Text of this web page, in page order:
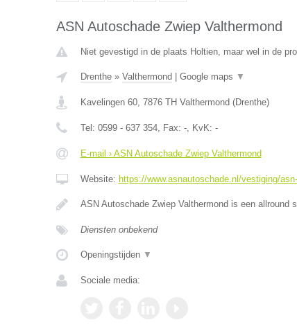
ASN Autoschade Zwiep Valthermond
Niet gevestigd in de plaats Holtien, maar wel in de
Drenthe» Valthermond Google maps ▼
Kavelingen 60, 7876 TH Valthermond (Drenthe)
Tel: 0599 - 637 354, Fax: -, KvK: -
E-mail › ASN Autoschade Zwiep Valthermond
Website: https://www.asnautoschade.nl/vestiging/
ASN Autoschade Zwiep Valthermond is een allround
Diensten onbekend
Openingstijden ▼
Sociale media: